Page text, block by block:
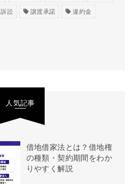
訴訟 譲渡承諾
違約金
人気記事
借地借家法とは？借地権
の種類・契約期間をわか
りやすく解説